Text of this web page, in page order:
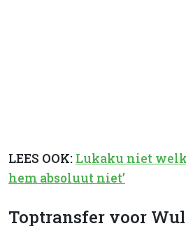
LEES OOK: Lukaku niet
hem absoluut niet’
Toptransfer voor